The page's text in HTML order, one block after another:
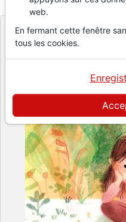
EditeurNordSud
web.
En fermant cette fenêtre
tous les cookies.